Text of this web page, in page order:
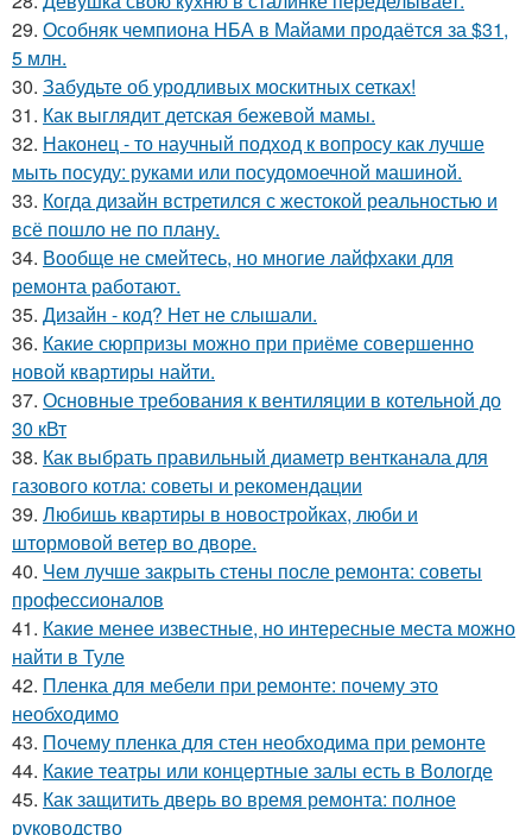
29. Особняк чемпиона НБА в Майами продаётся за $31,
5 млн.
30. Забудьте об уродливых москитных сетках!
31. Как выглядит детская бежевой мамы.
32. Наконец - то научный подход к вопросу как лучше
мыть посуду: руками или посудомоечной машиной.
33. Когда дизайн встретился с жестокой реальностью и
всё пошло не по плану.
34. Вообще не смейтесь, но многие лайфхаки для
ремонта работают.
35. Дизайн - код? Нет не слышали.
36. Какие сюрпризы можно при приёме совершенно
новой квартиры найти.
37. Основные требования к вентиляции в котельной до
30 кВт
38. Как выбрать правильный диаметр вентканала для
газового котла: советы и рекомендации
39. Любишь квартиры в новостройках, люби и
штормовой ветер во дворе.
40. Чем лучше закрыть стены после ремонта: советы
профессионалов
41. Какие менее известные, но интересные места можно
найти в Туле
42. Пленка для мебели при ремонте: почему это
необходимо
43. Почему пленка для стен необходима при ремонте
44. Какие театры или концертные залы есть в Вологде
45. Как защитить дверь во время ремонта: полное
руководство